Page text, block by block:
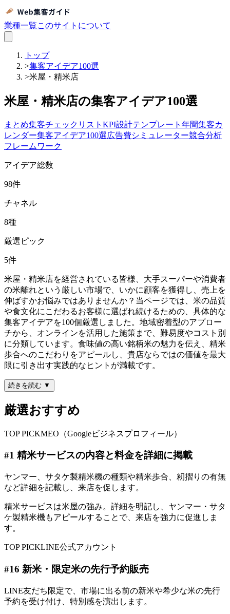
業種一覧このサイトについて
トップ
>集客アイデア100選
>米屋・精米店
米屋・精米店の集客アイデア100選
まとめ集客チェックリスト KPI設計テンプレート 年間集客カ
レンダー集客アイデア100選広告費シミュレーター競合分析
フレームワーク
アイデア総数
98件
チャネル
8種
厳選ピック
5件
米屋・精米店を経営されている皆様、大手スーパーや消費者
の米離れという厳しい市場で、いかに顧客を獲得し、売上を
伸ばすかお悩みではありませんか？当ページでは、米の品質
や食文化にこだわるお客様に選ばれ続けるための、具体的な
集客アイデアを100個厳選しました。地域密着型のアプロー
チから、オンラインを活用した施策まで、難易度やコスト別
に分類しています。食味値の高い銘柄米の魅力を伝え、精米
歩合へのこだわりをアピールし、貴店ならではの価値を最大
限に引き出す実践的なヒントが満載です。
続きを読む ▼
厳選おすすめ
TOP PICKMEO（Googleビジネスプロフィール）
#1 精米サービスの内容と料金を詳細に掲載
ヤンマー、サタケ製精米機の種類や精米歩合、籾摺りの有無
など詳細を記載し、来店を促します。
精米サービスは米屋の強み。詳細を明記し、ヤンマー・サタ
ケ製精米機もアピールすることで、来店を強力に促進しま
す。
TOP PICKLINE公式アカウント
#16 新米・限定米の先行予約販売
LINE友だち限定で、市場に出る前の新米や希少な米の先行
予約を受け付け、特別感を演出します。